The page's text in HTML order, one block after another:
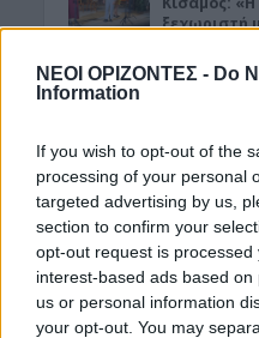
ΝΕΟΙ ΟΡΙΖΟΝΤΕΣ - Do
Information
If you wish to opt-out of the
processing of your personal
targeted advertising by us,
section to confirm your
opt-out request is
interest-based ads based
us or personal information
your opt-out. You may
ξεχωριστή
8
Kίσαμος:
Ζωιδάκη
8
ΕΚΚΛΗΣΙΑ •
8